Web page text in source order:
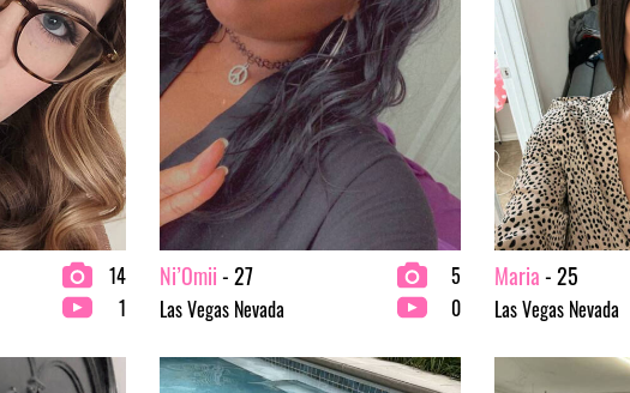
14
1
Ni’Omii- 27
Las Vegas Nevada
5
0
Maria- 25
Las Vegas Nevada